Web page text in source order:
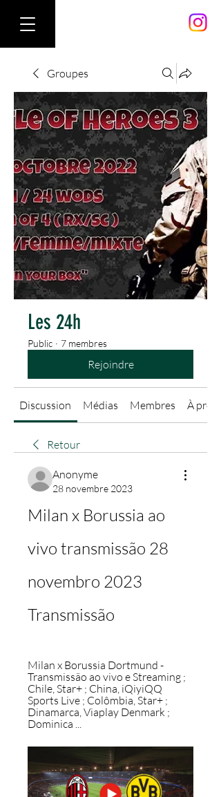
Groupes
Les 24h
Public · 7 membres
Rejoindre
Discussion Médias Membres À
Retour
Anonyme
28 novembre 2023
Milan x Borussia ao
vivo transmissão 28
novembro 2023
Transmissão
Milan x Borussia Dortmund -
Transmissão ao vivo e Streaming ;
Chile, Star+ ; China, iQiyiQQ
Sports Live ; Colômbia, Star+ ;
Dinamarca, Viaplay Denmark ;
Dominica ...